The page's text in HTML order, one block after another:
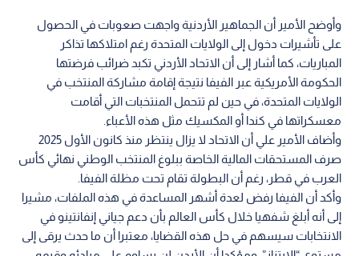
وأوضح الأمير أن الجماهير الأردنية واجهت صعوبات في الحصول
على تأشيرات دخول إلى الولايات المتحدة رغم امتلاكها تذاكر
المباريات، كما أشار إلى أن الاتحاد الأردني تكبد ضرائب فرضتها
الحكومة الأمريكية عبر الفيفا نتيجة إقامة مشاركة المنتخب في
الولايات المتحدة، في حين لم تتحمل المنتخبات التي أقامت
معسكراتها في كندا أو المكسيك مثل هذه الأعباء.
وأضاف الأمير علي أن الاتحاد لا يزال ينتظر منذ كانون الأول 2025
صرف المستحقات المالية الخاصة ببلوغ المنتخب الوطني نهائي كأس
العرب في قطر، رغم أن البطولة تقام تحت مظلة الفيفا.
وأكد أن الفيفا رفض لعدة أشهر المساعدة في هذه الملفات، مشيرا
إلى أنه أبلغ شفهيا خلال كأس العالم بأن دعم جياني إنفانتينو في
الانتخابات سيسهم في حل هذه القضايا، معتبرا أن ما حدث يرقى إلى